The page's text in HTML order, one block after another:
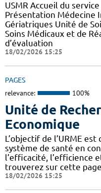
USMR Accueil du
Présentation Médecine
Gériatriques Unité de
Soins Médicaux et de
d’évaluation
18/02/2026 15:25
PAGES
relevance: 100%
Unité de
Economique
L’objectif de l’URME
système de santé en
l’efficacité, l’efficience
trouverez sur cette
18/02/2026 15:25